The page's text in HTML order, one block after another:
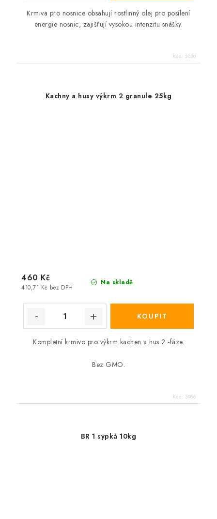
Krmiva pro nosnice obsahují rostlinný olej pro posílení
energie nosnic, zajišťují vysokou intenzitu snášky.
Kód: 2030
Kachny a husy výkrm 2 granule 25kg
Na skladě
410,71 Kč bez DPH
460 Kč
Kompletní krmivo pro výkrm kachen a hus 2 -fáze.
Bez GMO.
Kód: 3986
BR 1 sypká 10kg